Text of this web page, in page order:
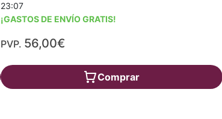
23:07
¡GASTOS DE ENVÍO GRATIS!
PVP. 56,00€
Comprar